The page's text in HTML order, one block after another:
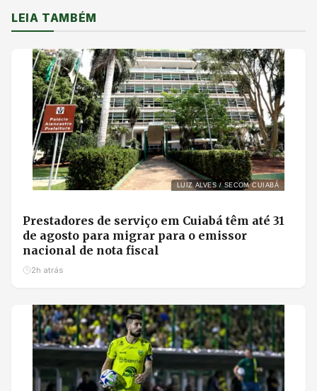
LEIA TAMBÉM
LUIZ ALVES / SECOM CUIABÁ
Prestadores de serviço em Cuiabá têm até 31
de agosto para migrar para o emissor
nacional de nota fiscal
2h atrás